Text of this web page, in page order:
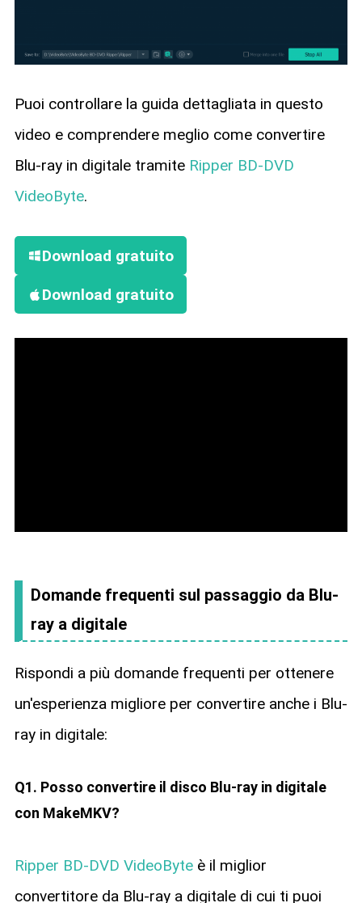
Puoi controllare la guida dettagliata in questo
video e comprendere meglio come convertire
Blu-ray in digitale tramite Ripper BD-DVD
VideoByte.
Download gratuito
Download gratuito
Domande frequenti sul passaggio da Blu-
ray a digitale
Rispondi a più domande frequenti per ottenere
un'esperienza migliore per convertire anche i Blu-
ray in digitale:
Q1. Posso convertire il disco Blu-ray in digitale
con MakeMKV?
Ripper BD-DVD VideoByteè il miglior
convertitore da Blu-ray a digitale di cui ti puoi